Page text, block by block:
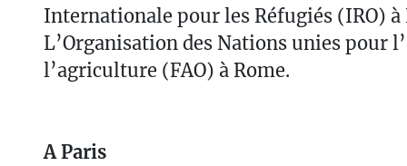
Internationale pour les Réfugiés (IRO) à
L’Organisation des Nations unies pour
l’agriculture (FAO) à Rome.
A Paris